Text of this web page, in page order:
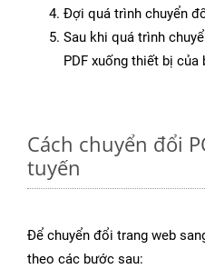
Đợi quá trình chuyển
Sau khi quá trình
PDF xuống thiết bị của
Cách chuyển đổi
tuyến
Để chuyển đổi trang web
theo các bước sau: